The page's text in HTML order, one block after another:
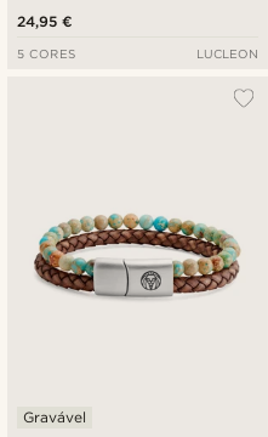
24,95 €
5 CORES LUCLEON
Gravável